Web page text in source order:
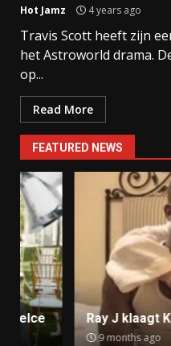
Hot Jamz 4 years ago
Travis Scott heeft zijn
het Astroworld drama.
op...
Read More
FEATURED NEWS
Ray J klaagt Kim
9 months ago